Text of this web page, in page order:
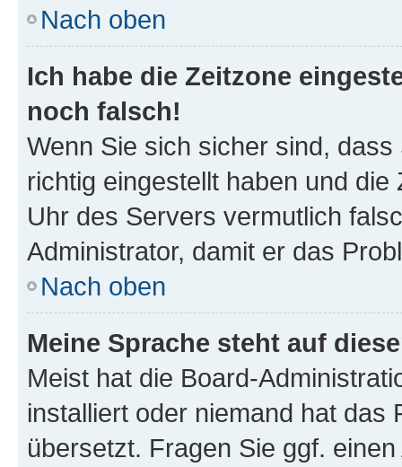
Nach oben
Ich habe die Zeitzone
noch falsch!
Wenn Sie sich sicher sind,
richtig eingestellt haben und
Uhr des Servers vermutlich
Administrator, damit er das
Nach oben
Meine Sprache steht auf
Meist hat die Board-
installiert oder niemand hat das
übersetzt. Fragen Sie ggf.